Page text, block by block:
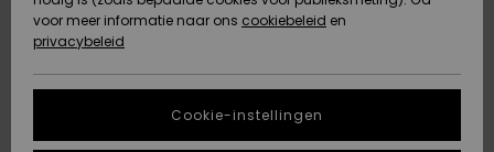
Nieuw
Highlights
Nieuw
Highlights
Taalinstellingen
gesprek om het
snelste
DUURZAAMHEID
voor meer informatie naar ons cookiebeleid en
privacybeleid
Cookie-instellingen